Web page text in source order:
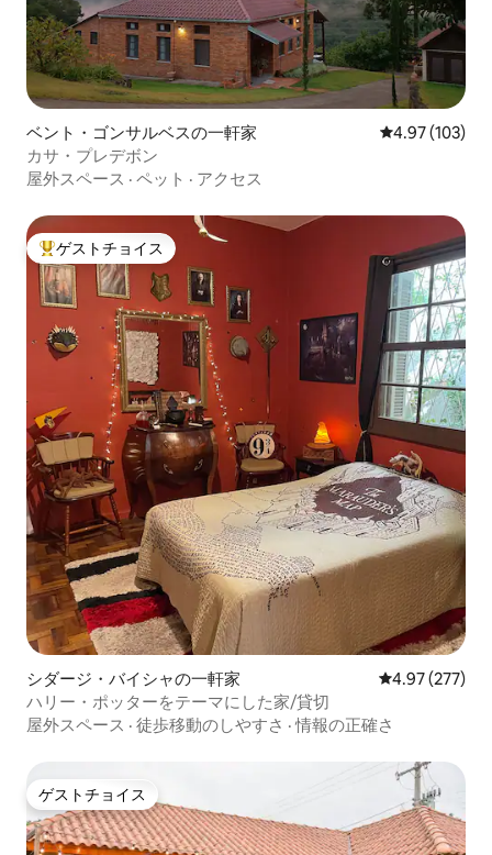
ベント・ゴンサルベスの一軒家 レビュー103
4.97 (103)
カサ・プレデボン
屋外スペース · ペット · アクセス
大好評のゲストチョイスです。
ゲストチョイス
シダージ・バイシャの一軒家 レビュー277
4.97 (277)
ハリー・ポッターをテーマにした家/貸切
屋外スペース · 徒歩移動のしやすさ ·情報の正確さ
ゲストチョイス
ゲストチョイス